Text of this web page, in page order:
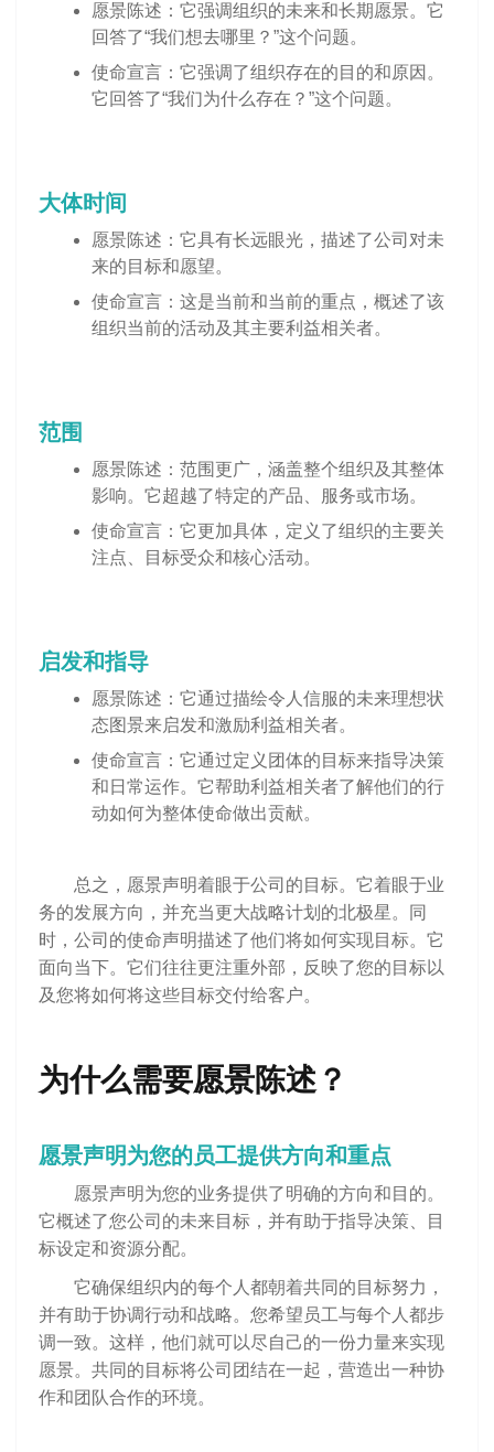
愿景陈述：它强调组织的未来和长期愿景。它
回答了“我们想去哪里？”这个问题。
使命宣言：它强调了组织存在的目的和原因。
它回答了“我们为什么存在？”这个问题。
大体时间
愿景陈述：它具有长远眼光，描述了公司对未
来的目标和愿望。
使命宣言：这是当前和当前的重点，概述了该
组织当前的活动及其主要利益相关者。
范围
愿景陈述：范围更广，涵盖整个组织及其整体
影响。它超越了特定的产品、服务或市场。
使命宣言：它更加具体，定义了组织的主要关
注点、目标受众和核心活动。
启发和指导
愿景陈述：它通过描绘令人信服的未来理想状
态图景来启发和激励利益相关者。
使命宣言：它通过定义团体的目标来指导决策
和日常运作。它帮助利益相关者了解他们的行
动如何为整体使命做出贡献。
总之，愿景声明着眼于公司的目标。它着眼于业
务的发展方向，并充当更大战略计划的北极星。同
时，公司的使命声明描述了他们将如何实现目标。它
面向当下。它们往往更注重外部，反映了您的目标以
及您将如何将这些目标交付给客户。
为什么需要愿景陈述？
愿景声明为您的员工提供方向和重点
愿景声明为您的业务提供了明确的方向和目的。
它概述了您公司的未来目标，并有助于指导决策、目
标设定和资源分配。
它确保组织内的每个人都朝着共同的目标努力，
并有助于协调行动和战略。您希望员工与每个人都步
调一致。这样，他们就可以尽自己的一份力量来实现
愿景。共同的目标将公司团结在一起，营造出一种协
作和团队合作的环境。